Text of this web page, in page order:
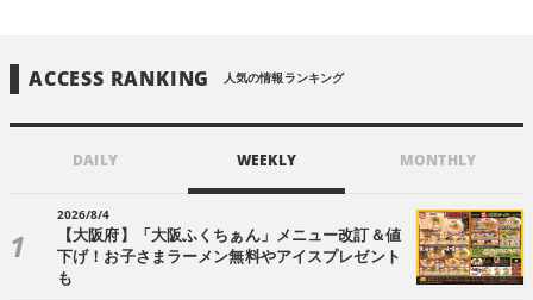
ACCESS RANKING 人気の情報ランキング
DAILY WEEKLY MONTHLY
2026/8/4
【大阪府】「大阪ふくちぁん」メニュー改訂＆値
下げ！お子さまラーメン無料やアイスプレゼント
も